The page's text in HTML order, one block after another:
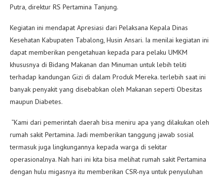
Putra, direktur RS Pertamina Tanjung.
Kegiatan ini mendapat Apresiasi dari Pelaksana Kepala Dinas
Kesehatan Kabupaten Tabalong, Husin Ansari. Ia menilai kegiatan ini
dapat memberikan pengetahuan kepada para pelaku UMKM
khususnya di Bidang Makanan dan Minuman untuk lebih teliti
terhadap kandungan Gizi di dalam Produk Mereka. terlebih saat ini
banyak penyakit yang disebabkan oleh Makanan seperti Obesitas
maupun Diabetes.
“Kami dari pemerintah daerah bisa meniru apa yang dilakukan oleh
rumah sakit Pertamina. Jadi memberikan tanggung jawab sosial
termasuk juga lingkungannya kepada warga di sekitar
operasionalnya. Nah hari ini kita bisa melihat rumah sakit Pertamina
dengan hulu migasnya itu memberikan CSR-nya untuk penyuluhan